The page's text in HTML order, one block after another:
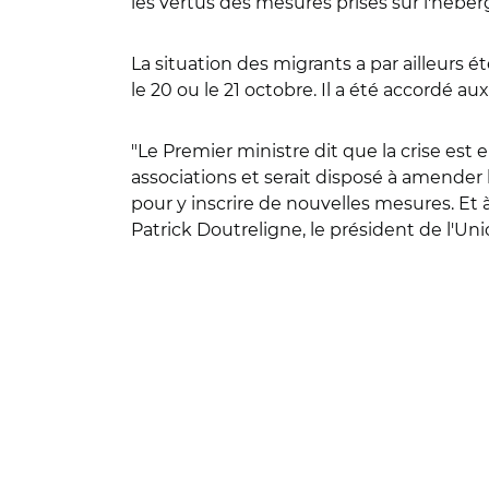
La situation des migrants a par ailleurs
le 20 ou le 21 octobre. Il a été accordé
"Le Premier ministre dit que la crise est
associations et serait disposé à
pour y inscrire de nouvelles mesures.
Patrick Doutreligne, le président de